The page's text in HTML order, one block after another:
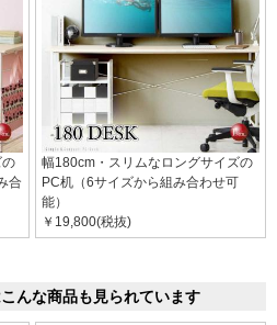
合
幅180cm・スリムなロングサイズの
PC机（6サイズから組み合わせ可
能）
￥19,800(税抜)
んな商品も見られています